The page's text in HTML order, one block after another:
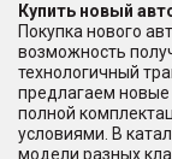
Купить новый
Покупка нового
возможность
технологичный
предлагаем новые
полной
условиями. В
модели разных